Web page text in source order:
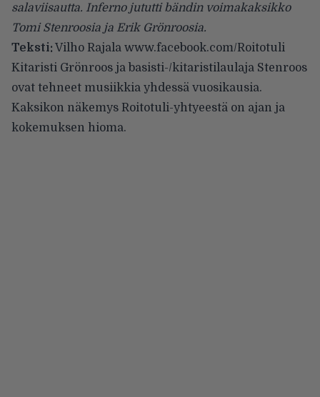
salaviisautta. Inferno jututti bändin voimakaksikko
Tomi Stenroosia ja Erik Grönroosia.
Teksti: Vilho Rajala www.facebook.com/Roitotuli
Kitaristi Grönroos ja basisti-/kitaristilaulaja Stenroos
ovat tehneet musiikkia yhdessä vuosikausia.
Kaksikon näkemys Roitotuli-yhtyeestä on ajan ja
kokemuksen hioma.